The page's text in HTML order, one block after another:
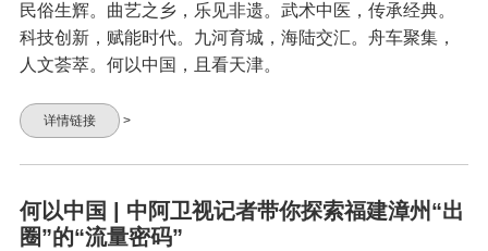
民俗生辉。曲艺之乡，乐见非遗。武术中医，传承经典。
科技创新，赋能时代。九河育城，海陆交汇。舟车聚集，
人文荟萃。何以中国，且看天津。
详情链接 >
何以中国 | 中阿卫视记者带你探索福建漳州“出
圈”的“流量密码”